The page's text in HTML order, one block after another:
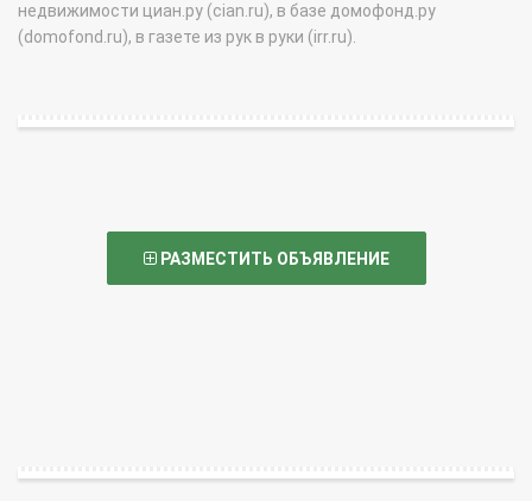
недвижимости циан.ру (cian.ru), в базе домофонд.ру
(domofond.ru), в газете из рук в руки (irr.ru).
РАЗМЕСТИТЬ ОБЪЯВЛЕНИЕ